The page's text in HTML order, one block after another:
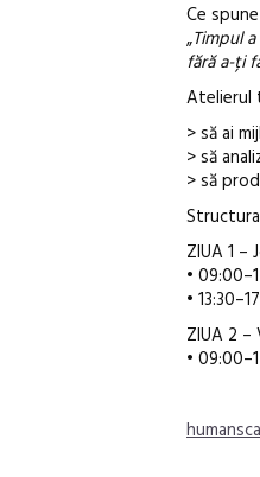
Ce
„Timpul
fără a-ți
Atelierul
> să ai
> să
> să
ZIUA 1 –
•
•
ZIUA 2 –
•